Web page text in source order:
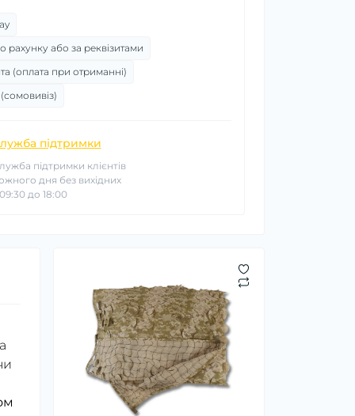
рахунку або за реквізитами
(оплата при отриманні)
підтримки
підтримки клієнтів
дня без вихідних
до 18:00